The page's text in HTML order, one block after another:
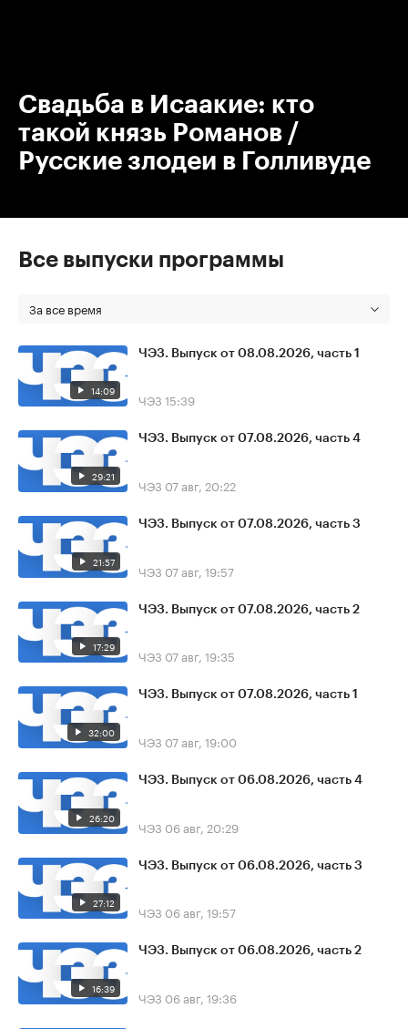
Свадьба в Исаакие: кто
такой князь Романов /
Русские злодеи в Голливуде
Все выпуски программы
За все время
14:09
ЧЭЗ. Выпуск от 08.08.2026, часть 1
ЧЭЗ 15:39
29:21
ЧЭЗ. Выпуск от 07.08.2026, часть 4
ЧЭЗ 07 авг, 20:22
21:57
ЧЭЗ. Выпуск от 07.08.2026, часть 3
ЧЭЗ 07 авг, 19:57
17:29
ЧЭЗ. Выпуск от 07.08.2026, часть 2
ЧЭЗ 07 авг, 19:35
32:00
ЧЭЗ. Выпуск от 07.08.2026, часть 1
ЧЭЗ 07 авг, 19:00
26:20
ЧЭЗ. Выпуск от 06.08.2026, часть 4
ЧЭЗ 06 авг, 20:29
27:12
ЧЭЗ. Выпуск от 06.08.2026, часть 3
ЧЭЗ 06 авг, 19:57
16:39
ЧЭЗ. Выпуск от 06.08.2026, часть 2
ЧЭЗ 06 авг, 19:36